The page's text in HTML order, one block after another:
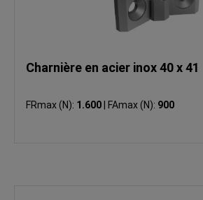
Charnière en acier inox 40 x 41
FRmax (N): 1.600 FAmax (N): 900